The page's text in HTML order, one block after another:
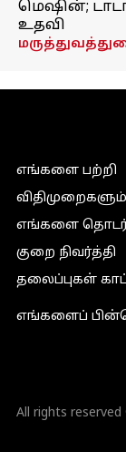
மெஷின்;
உதவி
எங்களை பற்றி
எங்களை
குறை நிவர்த்தி
தலைப்புகள்
எங்களைப்
All rights